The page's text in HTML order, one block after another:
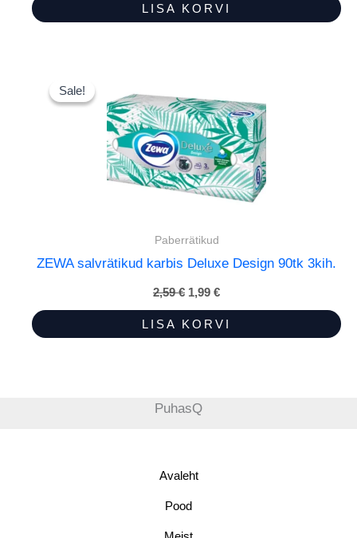
LISA KORVI
Sale!
Sale!
Paberrätikud
ZEWA salvrätikud karbis Deluxe Design 90tk 3kih.
2,59€ Algne
hind
oli:
2,59 €.
1,99 €Praegune
hind
on:
1,99 €.
LISA KORVI
PuhasQ
Avaleht
Pood